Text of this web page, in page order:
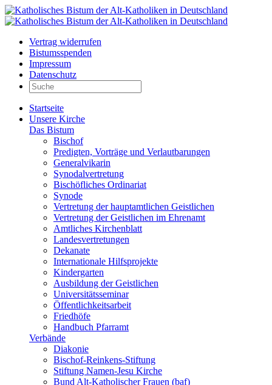
Vertrag widerrufen
Bistumsspenden
Impressum
Datenschutz
Startseite
Unsere Kirche
Das Bistum
Bischof
Predigten, Vorträge und Verlautbarungen
Generalvikarin
Synodalvertretung
Bischöfliches Ordinariat
Synode
Vertretung der hauptamtlichen Geistlichen
Vertretung der Geistlichen im Ehrenamt
Amtliches Kirchenblatt
Landesvertretungen
Dekanate
Internationale Hilfsprojekte
Kindergarten
Ausbildung der Geistlichen
Universitätsseminar
Öffentlichkeitsarbeit
Friedhöfe
Handbuch Pfarramt
Verbände
Diakonie
Bischof-Reinkens-Stiftung
Stiftung Namen-Jesu Kirche
Bund Alt-Katholischer Frauen (baf)